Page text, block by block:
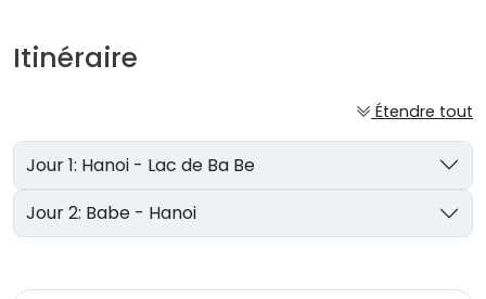
Itinéraire
Étendre tout
Jour 1: Hanoi - Lac de Ba Be
Jour 2: Babe - Hanoi